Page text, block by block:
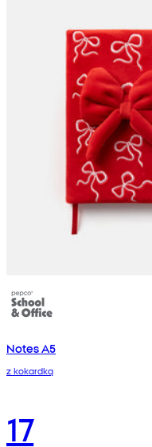
Notes A5
z kokardką
17